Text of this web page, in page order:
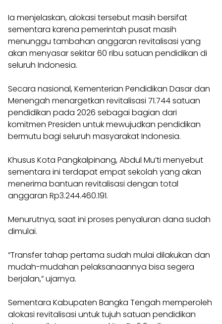
Ia menjelaskan, alokasi tersebut masih bersifat
sementara karena pemerintah pusat masih
menunggu tambahan anggaran revitalisasi yang
akan menyasar sekitar 60 ribu satuan pendidikan di
seluruh Indonesia.
Secara nasional, Kementerian Pendidikan Dasar dan
Menengah menargetkan revitalisasi 71.744 satuan
pendidikan pada 2026 sebagai bagian dari
komitmen Presiden untuk mewujudkan pendidikan
bermutu bagi seluruh masyarakat Indonesia.
Khusus Kota Pangkalpinang, Abdul Mu’ti menyebut
sementara ini terdapat empat sekolah yang akan
menerima bantuan revitalisasi dengan total
anggaran Rp3.244.460.191.
Menurutnya, saat ini proses penyaluran dana sudah
dimulai.
“Transfer tahap pertama sudah mulai dilakukan dan
mudah-mudahan pelaksanaannya bisa segera
berjalan,” ujarnya.
Sementara Kabupaten Bangka Tengah memperoleh
alokasi revitalisasi untuk tujuh satuan pendidikan